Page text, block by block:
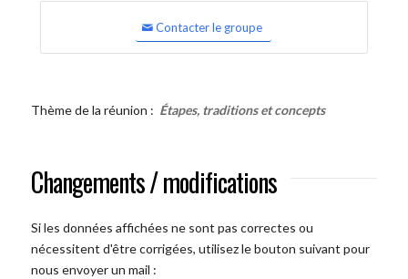
Contacter le groupe
Thème de la réunion : Étapes, traditions et concepts
Changements / modifications
Si les données affichées ne sont pas correctes ou
nécessitent d'être corrigées, utilisez le bouton suivant pour
nous envoyer un mail :